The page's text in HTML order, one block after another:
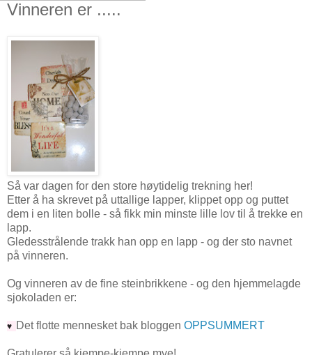
Vinneren er .....
Så var dagen for den store høytidelig trekning her!
Etter å ha skrevet på uttallige lapper, klippet opp og puttet
dem i en liten bolle - så fikk min minste lille lov til å trekke en
lapp.
Gledesstrålende trakk han opp en lapp - og der sto navnet
på vinneren.
Og vinneren av de fine steinbrikkene - og den hjemmelagde
sjokoladen er:
♥ Det flotte mennesket bak bloggen OPPSUMMERT